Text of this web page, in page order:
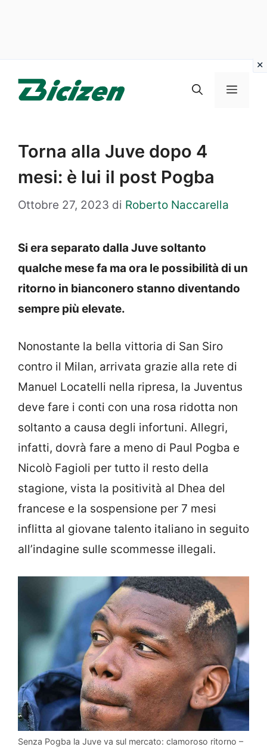
Menu
Torna alla Juve dopo 4
mesi: è lui il post Pogba
Ottobre 27, 2023 di Roberto Naccarella
Si era separato dalla Juve soltanto
qualche mese fa ma ora le possibilità di un
ritorno in bianconero stanno diventando
sempre più elevate.
Nonostante la bella vittoria di San Siro
contro il Milan, arrivata grazie alla rete di
Manuel Locatelli nella ripresa, la Juventus
deve fare i conti con una rosa ridotta non
soltanto a causa degli infortuni. Allegri,
infatti, dovrà fare a meno di Paul Pogba e
Nicolò Fagioli per tutto il resto della
stagione, vista la positività al Dhea del
francese e la sospensione per 7 mesi
inflitta al giovane talento italiano in seguito
all’indagine sulle scommesse illegali.
Senza Pogba la Juve va sul mercato: clamoroso ritorno –